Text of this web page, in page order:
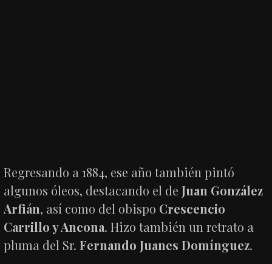
Regresando a 1884, ese año también pintó
algunos óleos, destacando el deJuan González
Arfián, así como del obispo Crescencio
Carrillo y Ancona. Hizo también un retrato a
pluma del Sr.Fernando Juanes Domínguez.